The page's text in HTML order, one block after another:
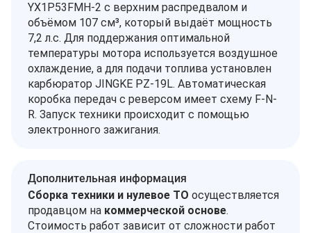
YX1P53FMH-2 с верхним распредвалом и
объёмом 107 см³, который выдаёт мощность
7,2 л.с. Для поддержания оптимальной
температуры мотора используется воздушное
охлаждение, а для подачи топлива установлен
карбюратор JINGKE PZ-19L. Автоматическая
коробка передач с реверсом имеет схему F-N-
R. Запуск техники происходит с помощью
электронного зажигания.
Дополнительная информация
Сборка техники и нулевое ТО осуществляется
продавцом на коммерческой основе.
Стоимость работ зависит от сложности работ